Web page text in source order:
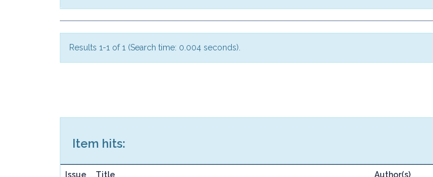
Results 1-1 of 1 (Search time: 0.004 seconds).
Item hits:
Issue Title Author(s)